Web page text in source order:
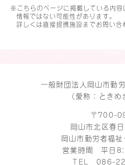
※こちらのページに掲載している内容
情報ではない可能性があります。
詳しくは直接提携施設までお問い合
一般財団法人岡山市勤
（愛称：ときめ
〒700-
岡山市北区春
岡山市勤労者福
営業時間 平日
TEL086-